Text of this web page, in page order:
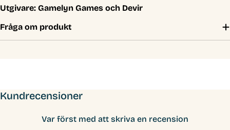
Utgivare: Gamelyn Games och Devir
Fråga om produkt
Kundrecensioner
Var först med att skriva en recension